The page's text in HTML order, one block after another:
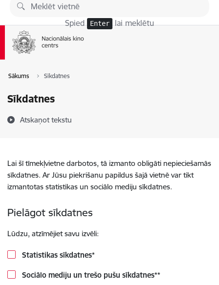
Pāriet uz lapas saturu
Spied Enter lai meklētu
Sākums Sīkdatnes
Sīkdatnes
Atskaņot tekstu
Lai šī tīmekļvietne darbotos, tā izmanto obligāti nepieciešamās
sīkdatnes. Ar Jūsu piekrišanu papildus šajā vietnē var tikt
izmantotas statistikas un sociālo mediju sīkdatnes.
Pielāgot sīkdatnes
Lūdzu, atzīmējiet savu izvēli:
Statistikas sīkdatnes*
Sociālo mediju un trešo pušu sīkdatnes**